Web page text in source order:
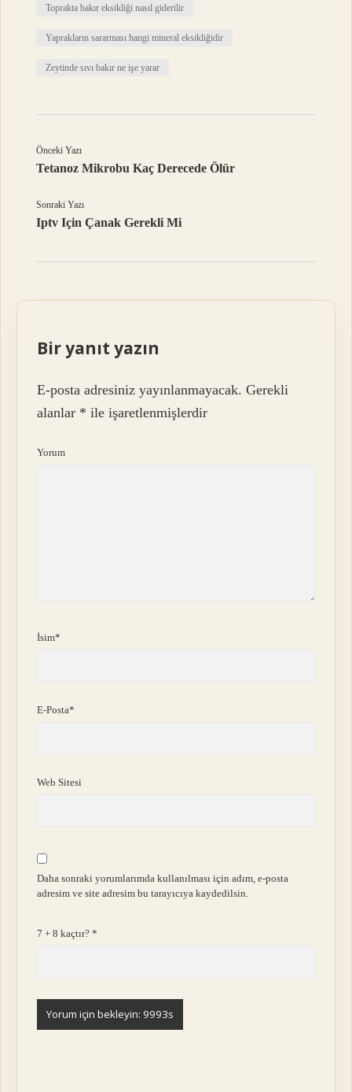
Toprakta bakır eksikliği nasıl giderilir
Yaprakların sararması hangi mineral eksikliğidir
Zeytinde sıvı bakır ne işe yarar
Önceki Yazı
Tetanoz Mikrobu Kaç Derecede Ölür
Sonraki Yazı
Iptv Için Çanak Gerekli Mi
Bir yanıt yazın
E-posta adresiniz yayınlanmayacak. Gerekli
alanlar * ile işaretlenmişlerdir
Yorum
İsim*
E-Posta*
Web Sitesi
Daha sonraki yorumlarımda kullanılması için adım, e-posta
adresim ve site adresim bu tarayıcıya kaydedilsin.
7 + 8 kaçtır?*